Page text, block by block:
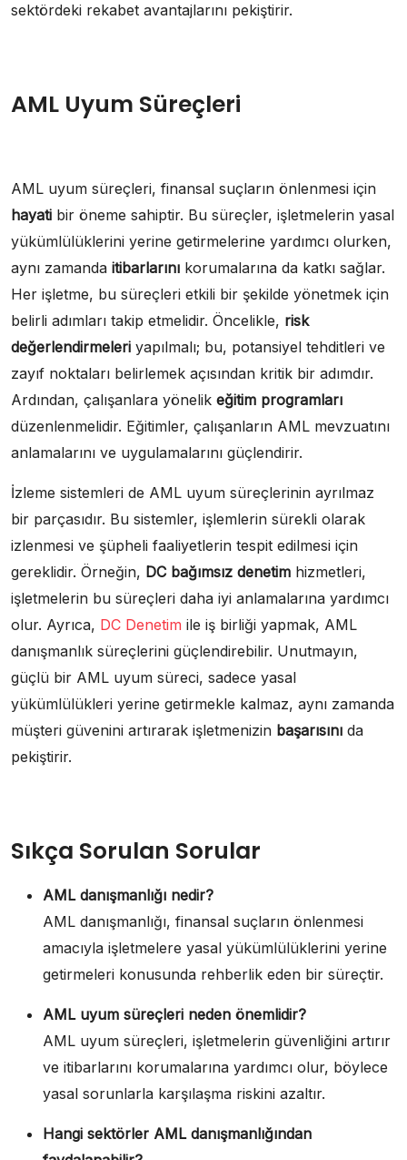
sektördeki rekabet avantajlarını pekiştirir.
AML Uyum Süreçleri
AML uyum süreçleri, finansal suçların önlenmesi için
hayati bir öneme sahiptir. Bu süreçler, işletmelerin yasal
yükümlülüklerini yerine getirmelerine yardımcı olurken,
aynı zamanda itibarlarını korumalarına da katkı sağlar.
Her işletme, bu süreçleri etkili bir şekilde yönetmek için
belirli adımları takip etmelidir. Öncelikle, risk
değerlendirmeleri yapılmalı; bu, potansiyel tehditleri ve
zayıf noktaları belirlemek açısından kritik bir adımdır.
Ardından, çalışanlara yönelik eğitim programları
düzenlenmelidir. Eğitimler, çalışanların AML mevzuatını
anlamalarını ve uygulamalarını güçlendirir.
İzleme sistemleri de AML uyum süreçlerinin ayrılmaz
bir parçasıdır. Bu sistemler, işlemlerin sürekli olarak
izlenmesi ve şüpheli faaliyetlerin tespit edilmesi için
gereklidir. Örneğin, DC bağımsız denetim hizmetleri,
işletmelerin bu süreçleri daha iyi anlamalarına yardımcı
olur. Ayrıca, DC Denetim ile iş birliği yapmak, AML
danışmanlık süreçlerini güçlendirebilir. Unutmayın,
güçlü bir AML uyum süreci, sadece yasal
yükümlülükleri yerine getirmekle kalmaz, aynı zamanda
müşteri güvenini artırarak işletmenizin başarısını da
pekiştirir.
Sıkça Sorulan Sorular
AML danışmanlığı nedir?
AML danışmanlığı, finansal suçların önlenmesi
amacıyla işletmelere yasal yükümlülüklerini yerine
getirmeleri konusunda rehberlik eden bir süreçtir.
AML uyum süreçleri neden önemlidir?
AML uyum süreçleri, işletmelerin güvenliğini artırır
ve itibarlarını korumalarına yardımcı olur, böylece
yasal sorunlarla karşılaşma riskini azaltır.
Hangi sektörler AML danışmanlığından